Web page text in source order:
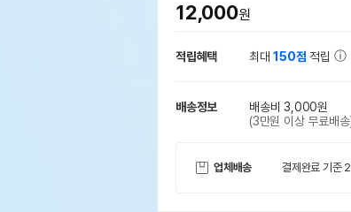
12,000원
적립혜택 최대150점 적립
배송정보
배송비 3,000원
(3만원 이상 무료배
업체배송 결제완료 기준